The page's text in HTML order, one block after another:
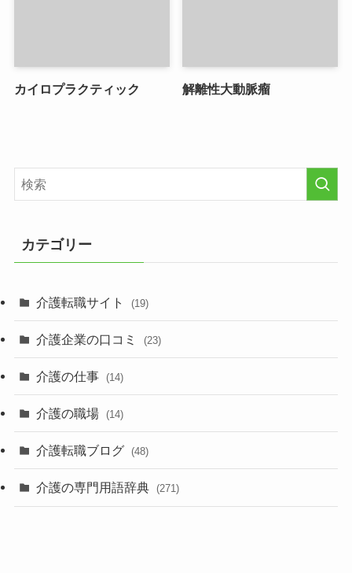
カイロプラクティック 解離性大動脈瘤
カテゴリー
介護転職サイト (19)
介護企業の口コミ (23)
介護の仕事 (14)
介護の職場 (14)
介護転職ブログ (48)
介護の専門用語辞典 (271)